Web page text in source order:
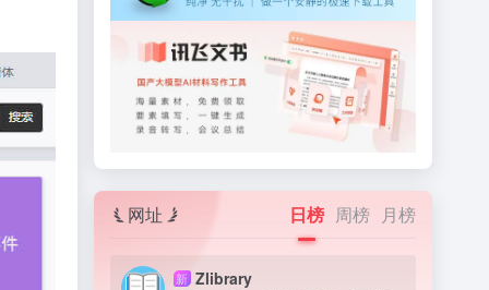
网址 日榜 周榜 月榜
新 Zlibrary